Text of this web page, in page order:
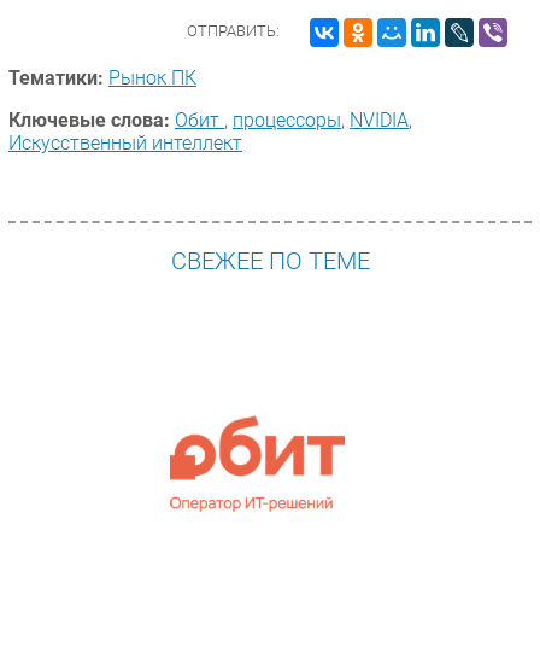
ОТПРАВИТЬ:
Тематики: Рынок ПК
Ключевые слова: Обит , процессоры, NVIDIA,
Искусственный интеллект
СВЕЖЕЕ ПО ТЕМЕ